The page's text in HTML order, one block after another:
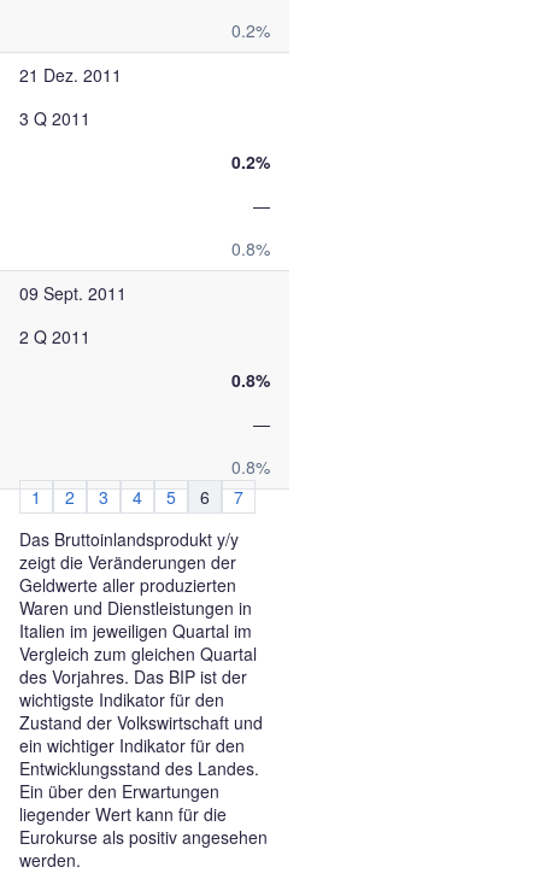
0.2%
21 Dez. 2011
3 Q 2011
0.2%
—
0.8%
09 Sept. 2011
2 Q 2011
0.8%
—
0.8%
1
2 3 4 5 6
7
Das Bruttoinlandsprodukt y/y
zeigt die Veränderungen der
Geldwerte aller produzierten
Waren und Dienstleistungen in
Italien im jeweiligen Quartal im
Vergleich zum gleichen Quartal
des Vorjahres. Das BIP ist der
wichtigste Indikator für den
Zustand der Volkswirtschaft und
ein wichtiger Indikator für den
Entwicklungsstand des Landes.
Ein über den Erwartungen
liegender Wert kann für die
Eurokurse als positiv angesehen
werden.